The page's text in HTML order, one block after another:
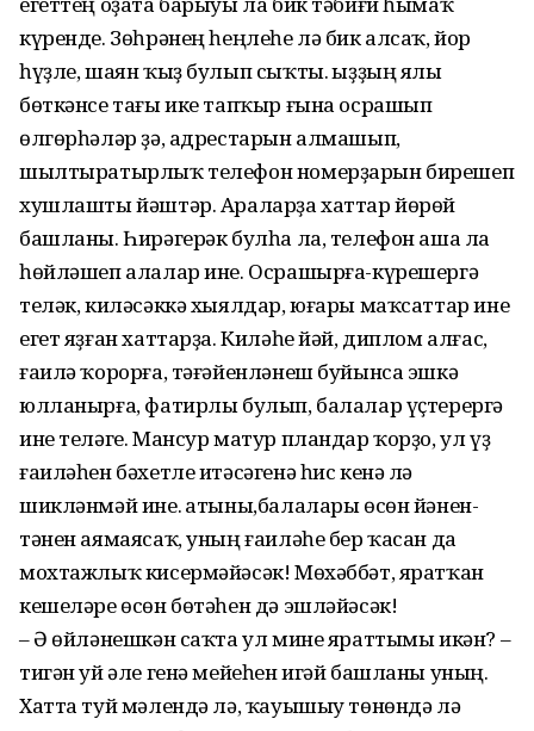
күренде. Зөһрәнең һеңлеһе лә бик алсаҡ, йор
һүҙле, шаян ҡыҙ булып сыҡты. Ҡыҙҙың ялы
бөткәнсе тағы ике тапҡыр ғына осрашып
өлгөрһәләр ҙә, адрестарын алмашып,
шылтыратырлыҡ телефон номерҙарын бирешеп
хушлашты йәштәр. Араларҙа хаттар йөрөй
башланы. Һирәгерәк булһа ла, телефон аша ла
һөйләшеп алалар ине. Осрашырға-күрешергә
теләк, киләсәккә хыялдар, юғары маҡсаттар ине
егет яҙған хаттарҙа. Киләһе йәй, диплом алғас,
ғаилә ҡорорға, тәғәйенләнеш буйынса эшкә
юлланырға, фатирлы булып, балалар үҫтерергә
ине теләге. Мансур матур пландар ҡорҙо, ул үҙ
ғаиләһен бәхетле итәсәгенә һис кенә лә
шикләнмәй ине. Ҡатыны,балалары өсөн йәнен-
тәнен аямаясаҡ, уның ғаиләһе бер ҡасан да
мохтажлыҡ кисермәйәсәк! Мөхәббәт, яратҡан
кешеләре өсөн бөтәһен дә эшләйәсәк!
– Ә өйләнешкән саҡта ул мине яраттымы икән? –
тигән уй әле генә мейеһен игәй башланы уның.
Хатта туй мәлендә лә, ҡауышыу төнөндә лә